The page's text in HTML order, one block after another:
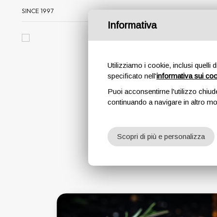
SINCE 1997
Informativa
Utilizziamo i cookie, inclusi quelli
specificato nell'informativa sui
Puoi acconsentirne l'utilizzo
continuando a navigare in altro
Scopri di più e personalizza